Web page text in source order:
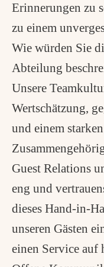
Erinnerungen zu
zu einem
Wie würden Sie
Abteilung
Unsere
Wertschätzung,
und einem starken
Guest Relations
eng und
dieses Hand‑in‑
unseren Gästen
einen Service auf